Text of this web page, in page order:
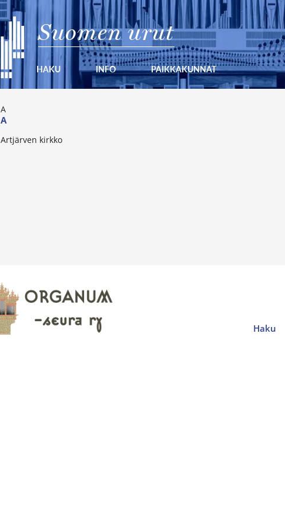
Suomen urut
HAKU INFO PAIKKAKUNNAT
A
A
Artjärven kirkko
Haku